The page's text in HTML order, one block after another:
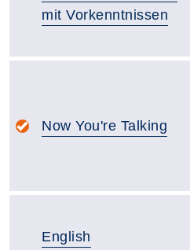
mit Vorkenntnissen
Now You're Talking
English